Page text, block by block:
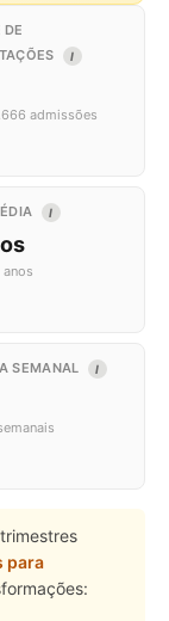
DE
I
admissões
I
SEMANAL I
para